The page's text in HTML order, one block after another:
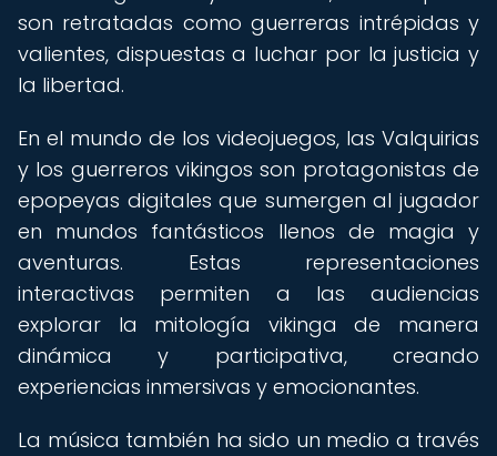
son retratadas como guerreras intrépidas y
valientes, dispuestas a luchar por la justicia y
la libertad.
En el mundo de los videojuegos, las Valquirias
y los guerreros vikingos son protagonistas de
epopeyas digitales que sumergen al jugador
en mundos fantásticos llenos de magia y
aventuras. Estas representaciones
interactivas permiten a las audiencias
explorar la mitología vikinga de manera
dinámica y participativa, creando
experiencias inmersivas y emocionantes.
La música también ha sido un medio a través